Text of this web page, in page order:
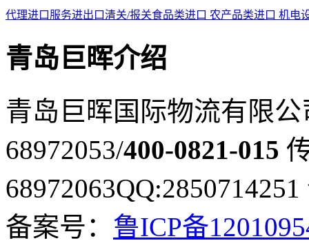
代理进口服务进出口清关/报关食品类进口 农产品类进口 机电
青岛巨晖介绍
青岛巨晖国际物流有限公
68972053/400-0821-015
68972063QQ:2850714251
备案号： 鲁ICP备